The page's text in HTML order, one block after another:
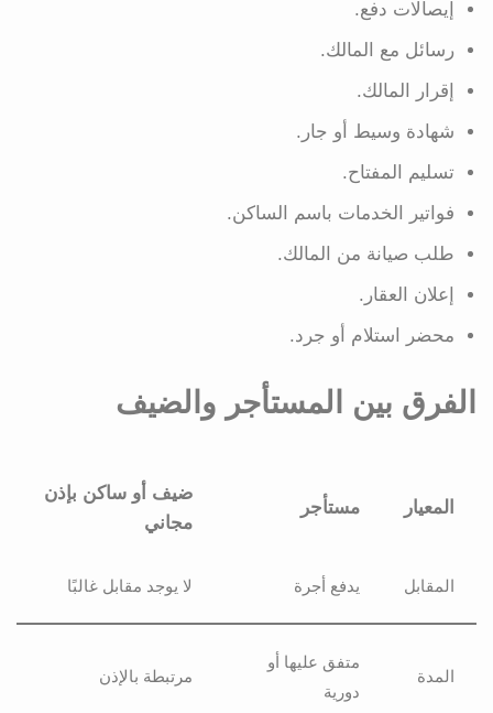
إيصالات دفع.
رسائل مع المالك.
إقرار المالك.
شهادة وسيط أو جار.
تسليم المفتاح.
فواتير الخدمات باسم الساكن.
طلب صيانة من المالك.
إعلان العقار.
محضر استلام أو جرد.
الفرق بين المستأجر والضيف
المعيار مستأجر
ضيف أو ساكن بإذن
مجاني
المقابل يدفع أجرة لا يوجد مقابل غالبًا
المدة
متفق عليها أو
دورية
مرتبطة بالإذن